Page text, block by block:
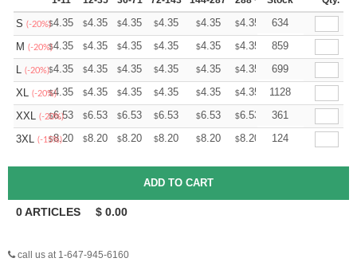
S (-20%)$4.35 $4.35 $4.35 $4.35 $4.35 $4.35 +
634
M (-20%)$4.35 $4.35 $4.35 $4.35 $4.35 $4.35 +
859
L (-20%)$4.35 $4.35 $4.35 $4.35 $4.35 $4.35 +
699
XL (-20%)
$4.35 $4.35 $4.35 $4.35 $4.35 $4.35 +
1128
XXL (-20%)
$6.53 $6.53 $6.53 $6.53 $6.53 $6.53 +
361
3XL (-15%)
$8.20 $8.20 $8.20 $8.20 $8.20 $8.20 +
124
0ARTICLES $ 0.00
call us at 1-647-945-6160